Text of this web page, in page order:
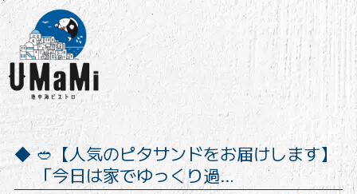
🥙【人気のピタサンドをお届けします️】
「今日は家でゆっくり過…